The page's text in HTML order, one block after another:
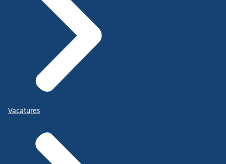
Vacatures